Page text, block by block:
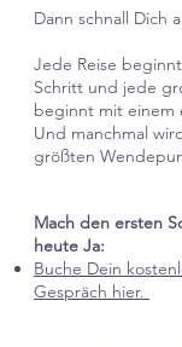
Dann schnall Dich
Jede Reise
Schritt und jede
beginnt mit einem
Und manchmal
größten
Mach den ersten
heute Ja:
Buche Dein
Gespräch hier.